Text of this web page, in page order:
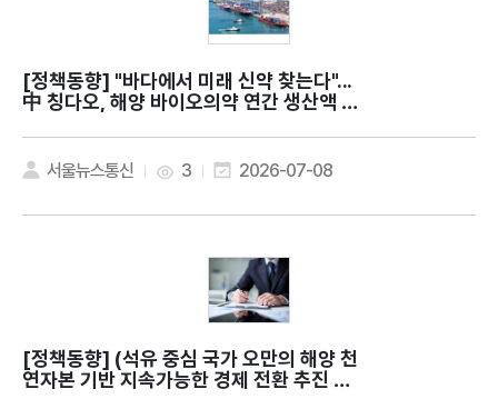
[정책동향]
中 칭다오, 해양 바이오의약 연간 생산액 약
서울뉴스통신 3 2026-07-08
[정책동향]
연자본 기반 지속가능한 경제 전환 추진 전